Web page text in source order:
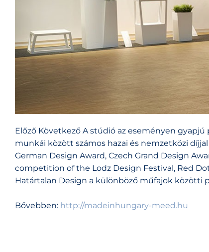
Előző Következő A stúdió az eseményen
munkái között számos hazai és nemzetközi
German Design Award, Czech Grand Design
competition of the Lodz Design Festival, Red
Határtalan Design a különböző műfajok közötti
Bővebben: http://madeinhungary-meed.hu